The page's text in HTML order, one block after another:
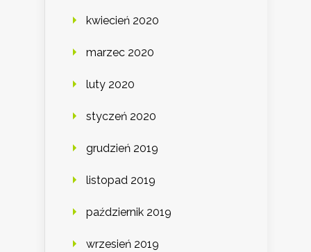
kwiecień 2020
marzec 2020
luty 2020
styczeń 2020
grudzień 2019
listopad 2019
październik 2019
wrzesień 2019